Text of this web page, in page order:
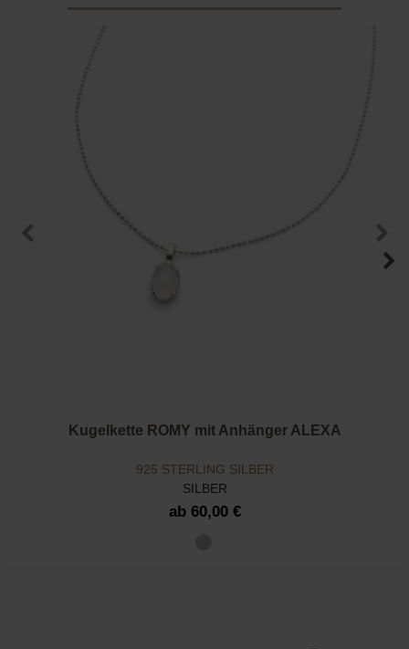
Kugelkette ROMY mit Anhänger ALEXA
925 STERLING SILBER
SILBER
ab 60,00 €